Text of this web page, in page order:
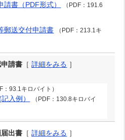
書（PDF形式）
（PDF：191.6
郵送交付申請書
（PDF：213.1キ
請書 ［詳細をみる ］
：93.1キロバイト）
入例）
（PDF：130.8キロバイ
出書 ［詳細をみる ］